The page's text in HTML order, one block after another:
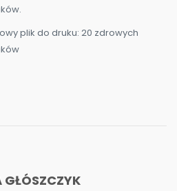
plik do druku: 20 zdrowych
GŁÓSZCZYK